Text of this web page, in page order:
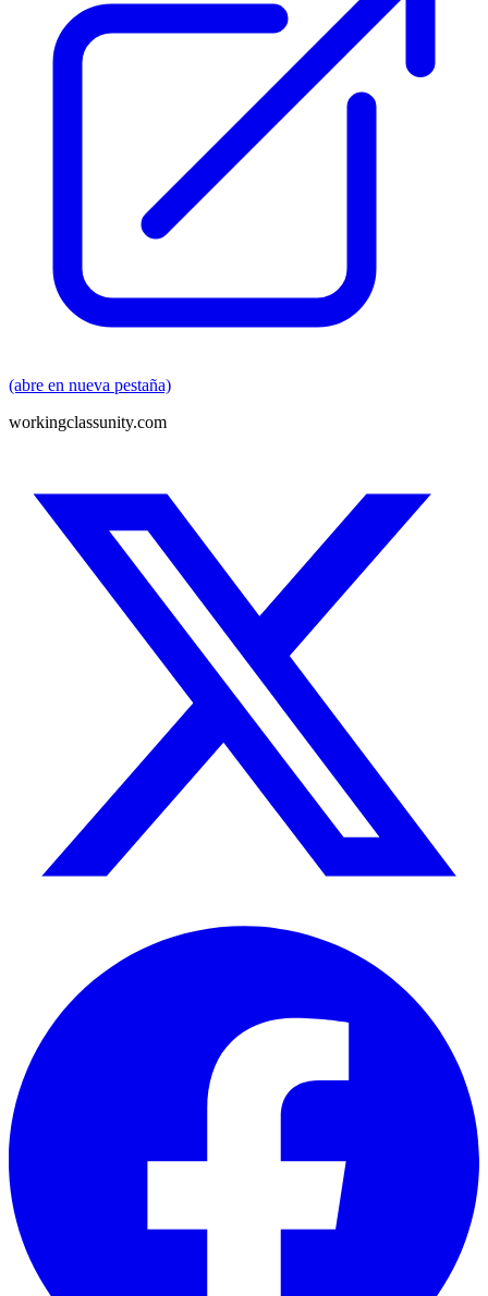
(abre en nueva pestaña)
workingclassunity.com